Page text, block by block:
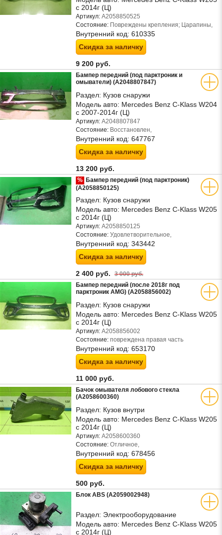
с 2014г (Ц)
Артикул: A2058850525
Состояние: Повреждены крепления; Царапины,
Внутренний код: 610335
Скидка за наличку
9 200 руб.
Бампер передний (под парктроник и
омыватели) (A2048807847)
Раздел: Кузов снаружи
Модель авто: Mercedes Benz C-Klass W204
с 2007-2014г (Ц)
Артикул: A2048807847
Состояние: Восстановлен,
Внутренний код: 647767
Скидка за наличку
13 200 руб.
% Бампер передний (под парктроник)
(A2058850125)
Раздел: Кузов снаружи
Модель авто: Mercedes Benz C-Klass W205
с 2014г (Ц)
Артикул: A2058850125
Состояние: Удовлетворительное,
Внутренний код: 343442
Скидка за наличку
2 400 руб. 3 000 руб.
Бампер передний (после 2018г под
парктроник AMG) (A2058856002)
Раздел: Кузов снаружи
Модель авто: Mercedes Benz C-Klass W205
с 2014г (Ц)
Артикул: A2058856002
Состояние: повреждена правая часть
Внутренний код: 653170
Скидка за наличку
11 000 руб.
Бачок омывателя лобового стекла
(A2058600360)
Раздел: Кузов внутри
Модель авто: Mercedes Benz C-Klass W205
с 2014г (Ц)
Артикул: A2058600360
Состояние: Отличное,
Внутренний код: 678456
Скидка за наличку
500 руб.
Блок ABS (A2059002948)
Раздел: Электрооборудование
Модель авто: Mercedes Benz C-Klass W205
с 2014г (Ц)